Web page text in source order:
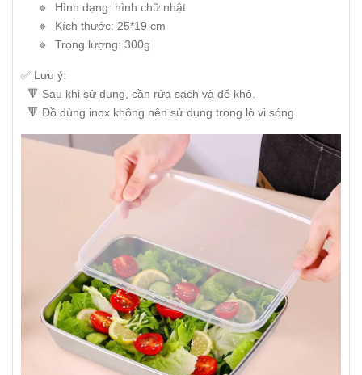
🔹 Hình dạng: hình chữ nhật
🔹 Kích thước: 25*19 cm
🔹 Trọng lượng: 300g
✅ Lưu ý:
🔻 Sau khi sử dụng, cần rửa sạch và để khô.
🔻 Đồ dùng inox không nên sử dụng trong lò vi sóng